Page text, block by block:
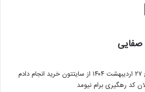
:
در تاریخ ۲۷ اردیبهشت ۱۴۰۴ از سایتتون خرید انجام دادم
کد رهگیری برام نیومد